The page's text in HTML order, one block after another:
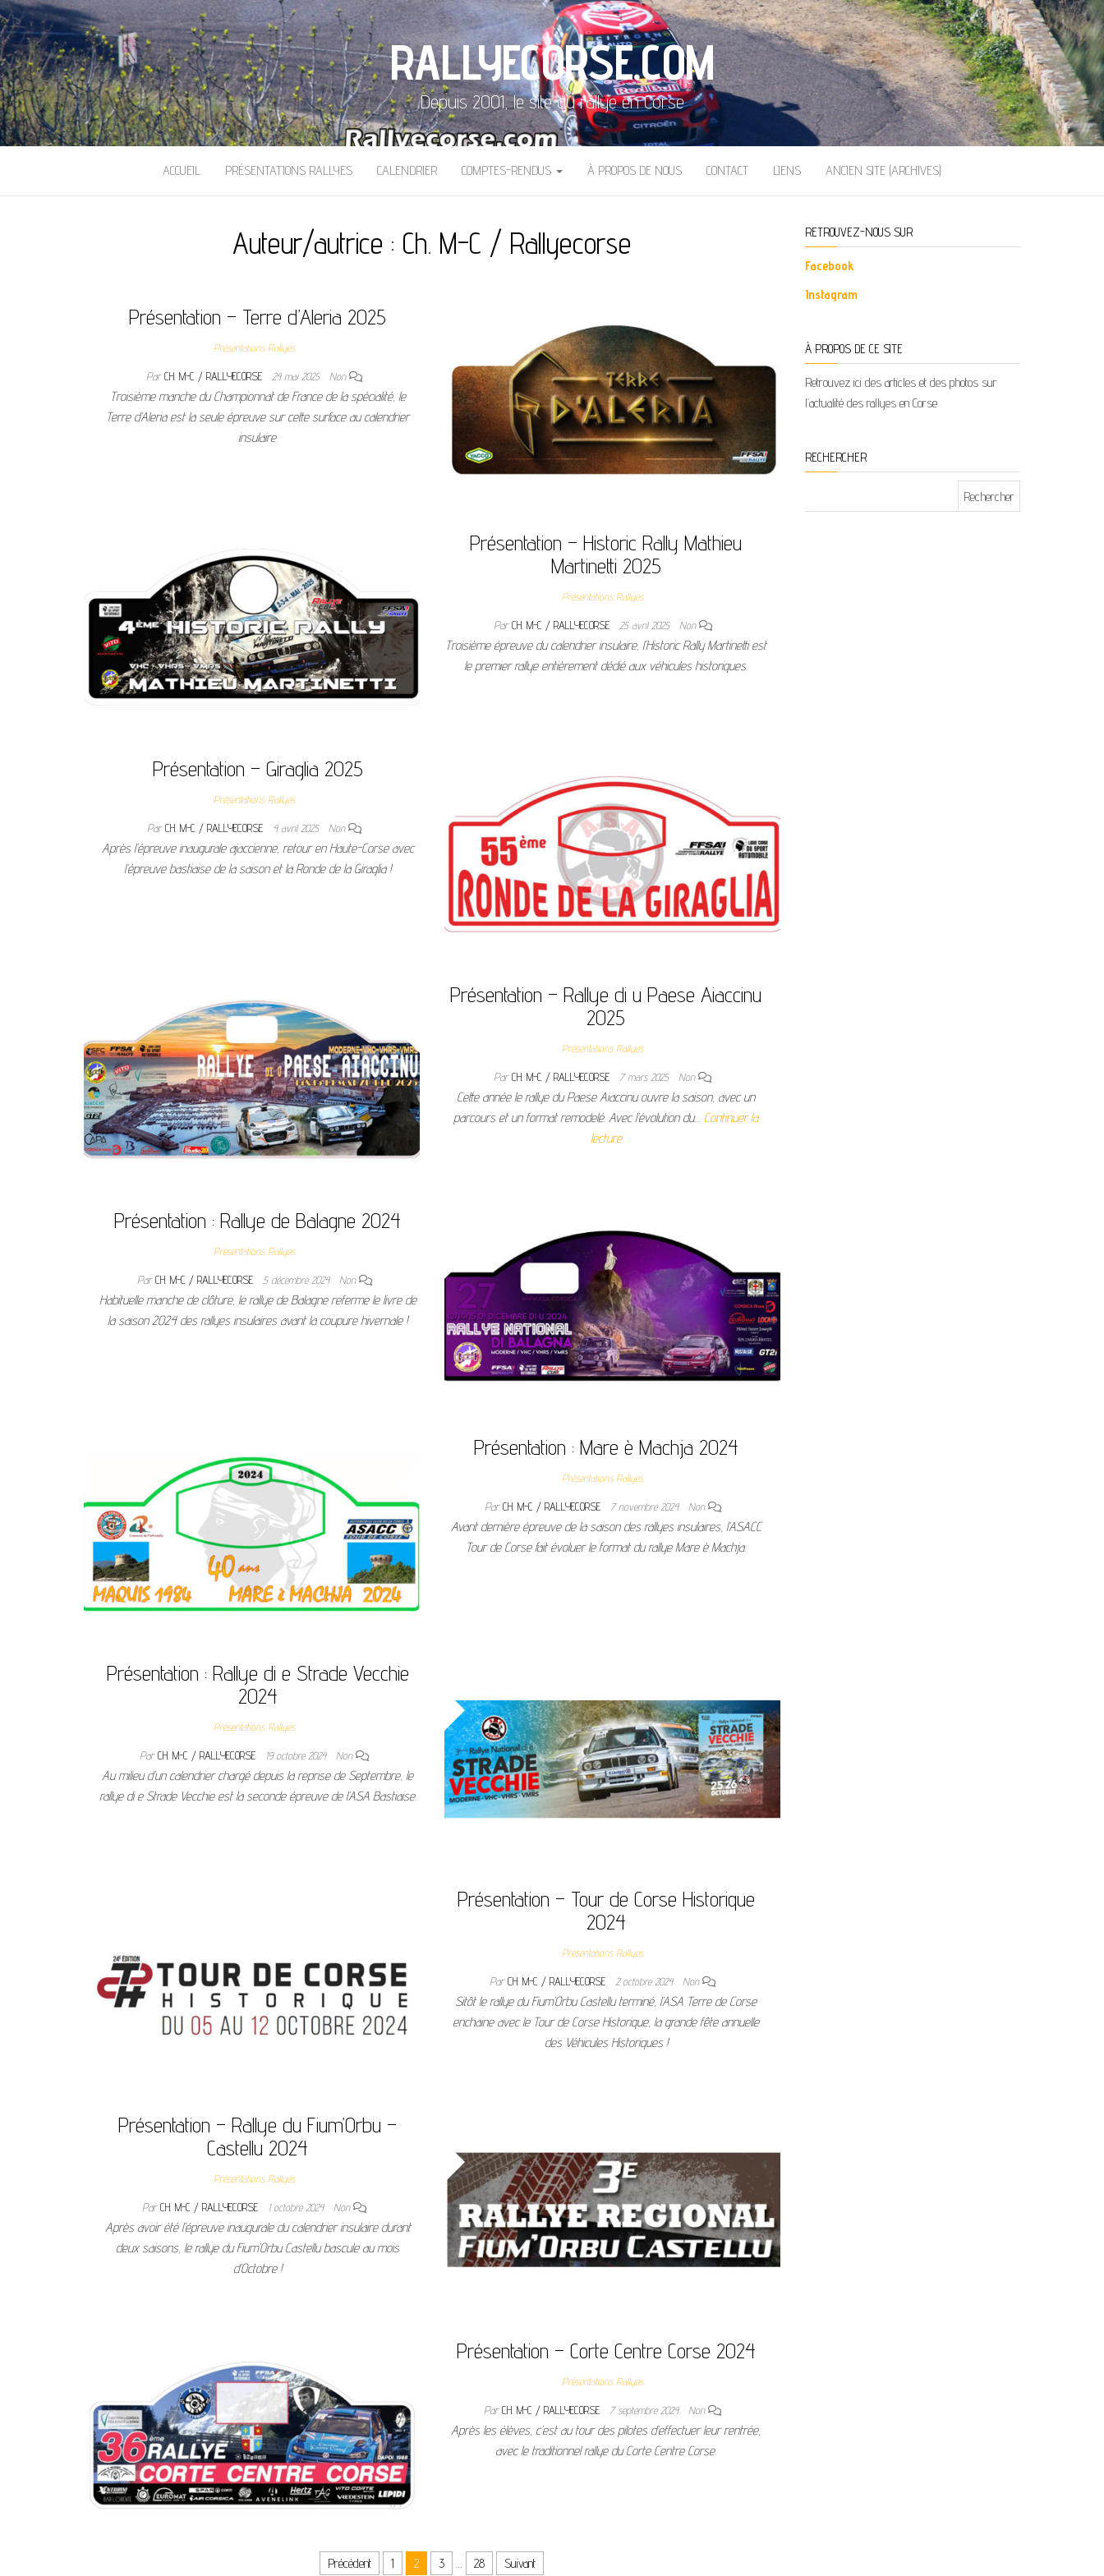
RALLYECORSE.COM
Depuis 2001, le site du rallye en Corse
ACCUEIL PRÉSENTATIONS RALLYES CALENDRIER COMPTES-RENDUS À PROPOS DE NOUS CONTACT LIENS ANCIEN SITE (ARCHIVES)
Auteur/autrice : Ch. M-C / Rallyecorse
Présentation – Terre d’Aleria 2025
Présentations Rallyes
ParCH. M-C / RALLYECORSE 24 mai 2025 Non
Troisième manche du Championnat de France de la spécialité, le
Terre d’Aleria est la seule épreuve sur cette surface au calendrier
insulaire.
Présentation – Historic Rally Mathieu
Martinetti 2025
Présentations Rallyes
ParCH. M-C / RALLYECORSE 25 avril 2025 Non
Troisième épreuve du calendrier insulaire, l’Historic Rally Martinetti est
le premier rallye entièrement dédié aux véhicules historiques.
Présentation – Giraglia 2025
Présentations Rallyes
ParCH. M-C / RALLYECORSE 4 avril 2025 Non
Après l’épreuve inaugurale ajaccienne, retour en Haute-Corse avec
l’épreuve bastiaise de la saison et la Ronde de la Giraglia !
Présentation – Rallye di u Paese Aiaccinu
2025
Présentations Rallyes
ParCH. M-C / RALLYECORSE 7 mars 2025 Non
Cette année le rallye du Paese Aiaccinu ouvre la saison, avec un
parcours et un format remodelé. Avec l’évolution du… Continuer la
lecture
Présentation : Rallye de Balagne 2024
Présentations Rallyes
ParCH. M-C / RALLYECORSE 5 décembre 2024 Non
Habituelle manche de clôture, le rallye de Balagne referme le livre de
la saison 2024 des rallyes insulaires avant la coupure hivernale !
Présentation : Mare è Machja 2024
Présentations Rallyes
ParCH. M-C / RALLYECORSE 7 novembre 2024 Non
Avant dernière épreuve de la saison des rallyes insulaires, l’ASACC
Tour de Corse fait évoluer le format du rallye Mare è Machja.
Présentation : Rallye di e Strade Vecchie
2024
Présentations Rallyes
ParCH. M-C / RALLYECORSE 19 octobre 2024 Non
Au milieu d’un calendrier chargé depuis la reprise de Septembre, le
rallye di e Strade Vecchie est la seconde épreuve de l’ASA Bastiaise.
Présentation – Tour de Corse Historique
2024
Présentations Rallyes
ParCH. M-C / RALLYECORSE 2 octobre 2024 Non
Sitôt le rallye du Fium’Orbu Castellu terminé, l’ASA Terre de Corse
enchaine avec le Tour de Corse Historique, la grande fête annuelle
des Véhicules Historiques !
Présentation – Rallye du Fium’Orbu –
Castellu 2024
Présentations Rallyes
ParCH. M-C / RALLYECORSE 1 octobre 2024 Non
Après avoir été l’épreuve inaugurale du calendrier insulaire durant
deux saisons, le rallye du Fium’Orbu Castellu bascule au mois
d’Octobre !
Présentation – Corte Centre Corse 2024
Présentations Rallyes
ParCH. M-C / RALLYECORSE 7 septembre 2024 Non
Après les élèves, c’est au tour des pilotes d’effectuer leur rentrée,
avec le traditionnel rallye du Corte Centre Corse.
Pagination des publications Précédent 1 2 3 … 28 Suivant
RETROUVEZ-NOUS SUR
Facebook
Instagram
À PROPOS DE CE SITE
Retrouvez ici des articles et des photos sur
l’actualité des rallyes en Corse
RECHERCHER